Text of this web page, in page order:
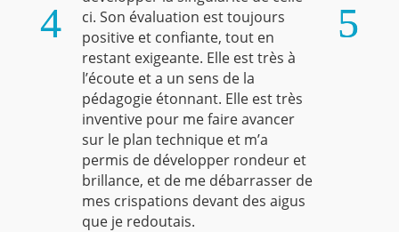
ci. Son évaluation est toujours
positive et confiante, tout en
restant exigeante. Elle est très à
l’écoute et a un sens de la
pédagogie étonnant. Elle est très
inventive pour me faire avancer
sur le plan technique et m’a
permis de développer rondeur et
brillance, et de me débarrasser de
mes crispations devant des aigus
que je redoutais.